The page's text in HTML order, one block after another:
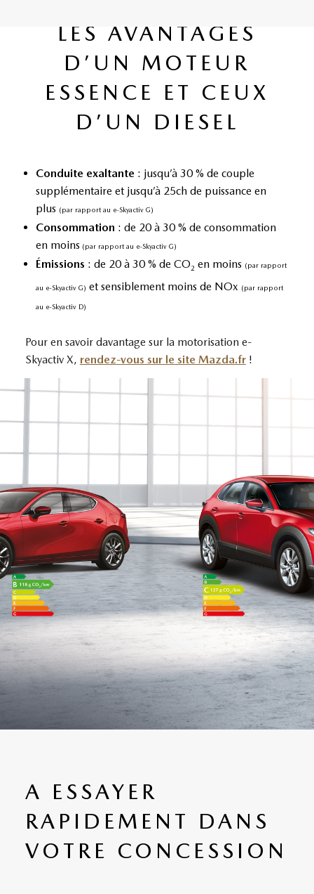
LES AVANTAGES
D’UN MOTEUR
ESSENCE ET CEUX
D’UN DIESEL
Conduite exaltante : jusqu’à 30 % de couple
supplémentaire et jusqu’à 25ch de puissance en
plus (par rapport au e-Skyactiv G)
Consommation : de 20 à 30 % de consommation
en moins (par rapport au e-Skyactiv G)
Émissions : de 20 à 30 % de CO2 en moins (par rapport
au e-Skyactiv G) et sensiblement moins de NOx (par rapport
au e-Skyactiv D)
Pour en savoir davantage sur la motorisation e-
Skyactiv X, rendez-vous sur le site Mazda.fr!
A ESSAYER
RAPIDEMENT DANS
VOTRE CONCESSION